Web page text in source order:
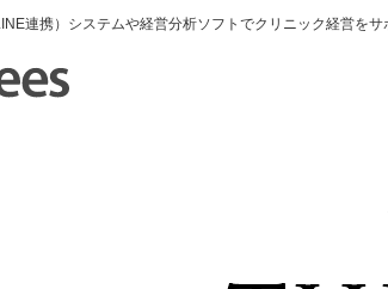
連携）システムや経営分析ソフトでクリニック経営をサ